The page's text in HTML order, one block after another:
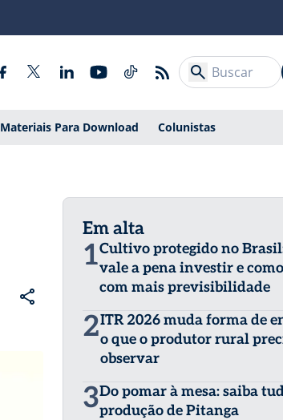
Materiais Para Download Colunistas
Em alta
1Cultivo protegido no
vale a pena investir e
com mais previsibilidade
2ITR 2026 muda forma de
o que o produtor rural
observar
3Do pomar à mesa: saiba
produção de Pitanga